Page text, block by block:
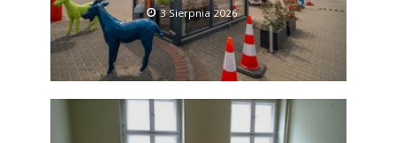
3 Sierpnia 2026